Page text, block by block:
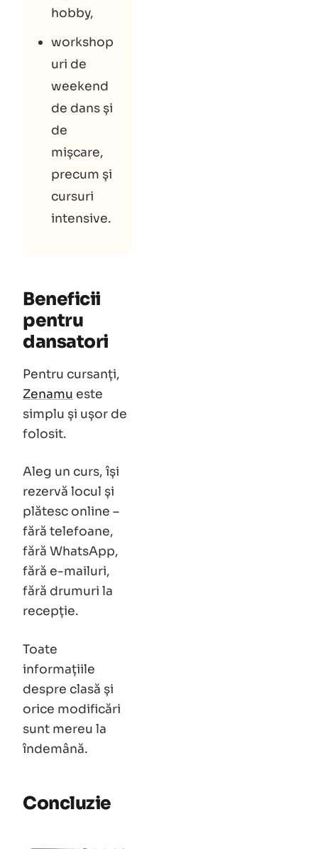
hobby,
workshop
uri de
weekend
de dans și
de
mișcare,
precum și
cursuri
intensive.
Beneficii
pentru
dansatori
Pentru cursanți,
Zenamu este
simplu și ușor de
folosit.
Aleg un curs, își
rezervă locul și
plătesc online –
fără telefoane,
fără WhatsApp,
fără e-mailuri,
fără drumuri la
recepție.
Toate
informațiile
despre clasă și
orice modificări
sunt mereu la
îndemână.
Concluzie